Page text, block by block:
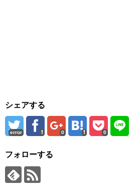
シェアする
error 0 0
フォローする